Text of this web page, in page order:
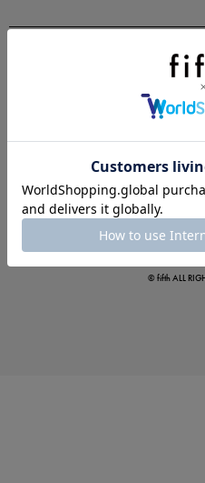
夏の即戦力ワンピ
© fifth ALL